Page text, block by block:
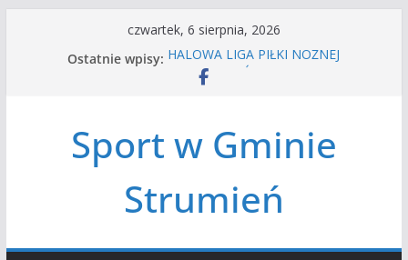
czwartek, 6 sierpnia, 2026
Ostatnie wpisy: HALOWA LIGA PIŁKI NOŻNEJ
LATO W MIEŚCIE’2026
Czwórbój lekkoatletyczny
Sport w Gminie
Strumień